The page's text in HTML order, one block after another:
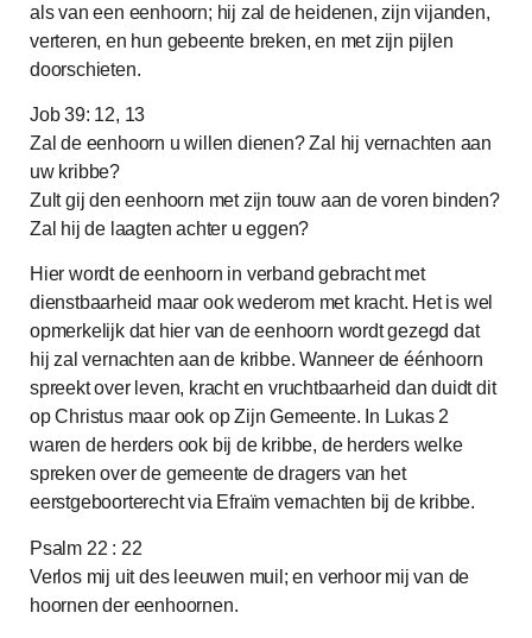
als van een eenhoorn; hij zal de heidenen, zijn vijanden,
verteren, en hun gebeente breken, en met zijn pijlen
doorschieten.
Job 39: 12, 13
Zal de eenhoorn u willen dienen? Zal hij vernachten aan
uw kribbe?
Zult gij den eenhoorn met zijn touw aan de voren binden?
Zal hij de laagten achter u eggen?
Hier wordt de eenhoorn in verband gebracht met
dienstbaarheid maar ook wederom met kracht. Het is wel
opmerkelijk dat hier van de eenhoorn wordt gezegd dat
hij zal vernachten aan de kribbe. Wanneer de éénhoorn
spreekt over leven, kracht en vruchtbaarheid dan duidt dit
op Christus maar ook op Zijn Gemeente. In Lukas 2
waren de herders ook bij de kribbe, de herders welke
spreken over de gemeente de dragers van het
eerstgeboorterecht via Efraïm vernachten bij de kribbe.
Psalm 22 : 22
Verlos mij uit des leeuwen muil; en verhoor mij van de
hoornen der eenhoornen.